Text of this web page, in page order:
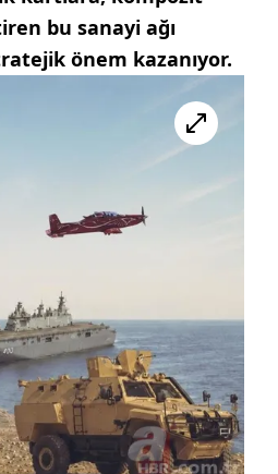
bu sanayi ağı
önem kazanıyor.